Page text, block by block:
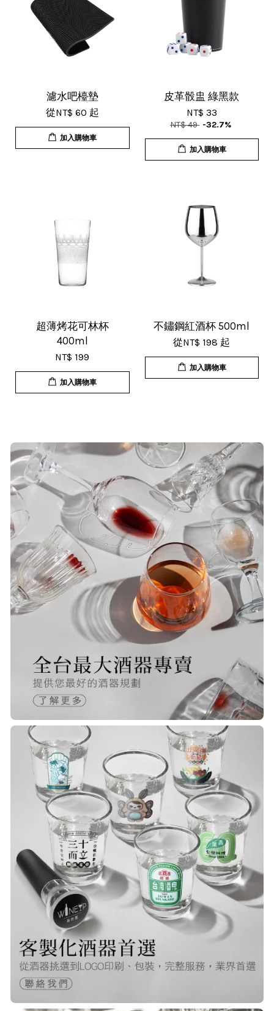
V***
超用心的包裝，非常好用的產品，謝
謝賣家，價格超優惠，CP值超高，推
薦給大家！
18/Nov/2025 07:35 pm
杯子的品質非常好、寄出很快速很有
效率，現在買調酒用品都會優先選購
T***
貨速度快，商品品質也很ok，價格又
超值，值得推薦大家購買
S***
20/Nov/2025 10:10 am
很快就收到商品了，出貨速度相當
快，下單後很快就出貨了，商品包裝
完整，價錢也相當的不錯，值得推薦
R***
21/Nov/2025 05:25 pm
已經回購無數次，賣家態度良好，有
問必答，包裝完整，商品也非常的
棒！
Q***
22/Nov/2025 12:40 pm
很快就收到商品了，出貨速度非常的
快，非常棒的賣家 質感又耐看,細膩
包裝得很小心 CP值很高！！推薦購入
濾水吧檯墊
從NT$ 60 起
加入購物車
皮革骰盅 綠黑款
NT$ 33
NT$ 49 -32.7%
加入購物車
超薄烤花可林杯
400ml
NT$ 199
加入購物車
不鏽鋼紅酒杯 500ml
從NT$ 198 起
加入購物車